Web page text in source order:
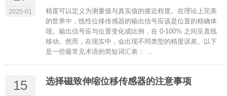
2025-01
精度可以定义为测量值与真实值的接近程度。在理论上完美
的世界中，线性位移传感器的输出信号应该是位置的精确体
现。输出信号应与位置变化成比例，在 0-100% 之间呈直线
移动。然而，在现实中，会出现不同类型的精度误差。以下
是一些最常见术语的简短词汇表： ...
15 选择磁致伸缩位移传感器的注意事项